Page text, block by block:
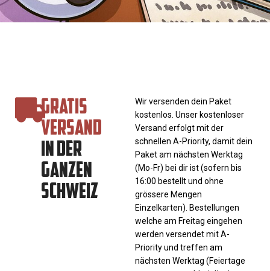
GRATIS
VERSAND
IN DER
GANZEN
SCHWEIZ
Wir versenden dein Paket
kostenlos. Unser kostenloser
Versand erfolgt mit der
schnellen A-Priority, damit dein
Paket am nächsten Werktag
(Mo-Fr) bei dir ist (sofern bis
16:00 bestellt und ohne
grössere Mengen
Einzelkarten). Bestellungen
welche am Freitag eingehen
werden versendet mit A-
Priority und treffen am
nächsten Werktag (Feiertage